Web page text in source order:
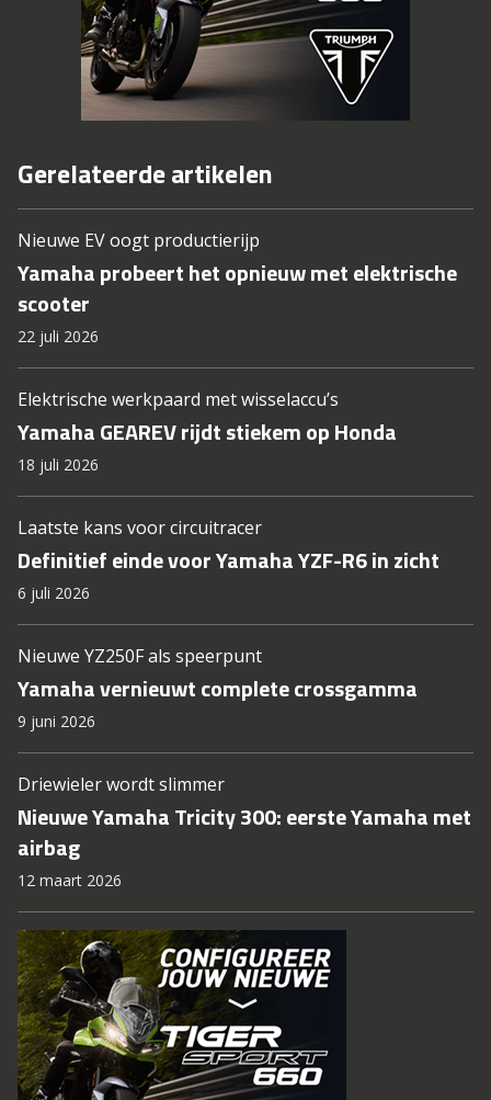
Gerelateerde artikelen
Nieuwe EV oogt productierijp
Yamaha probeert het opnieuw met elektrische
scooter
22 juli 2026
Elektrische werkpaard met wisselaccu’s
Yamaha GEAREV rijdt stiekem op Honda
18 juli 2026
Laatste kans voor circuitracer
Definitief einde voor Yamaha YZF-R6 in zicht
6 juli 2026
Nieuwe YZ250F als speerpunt
Yamaha vernieuwt complete crossgamma
9 juni 2026
Driewieler wordt slimmer
Nieuwe Yamaha Tricity 300: eerste Yamaha met
airbag
12 maart 2026